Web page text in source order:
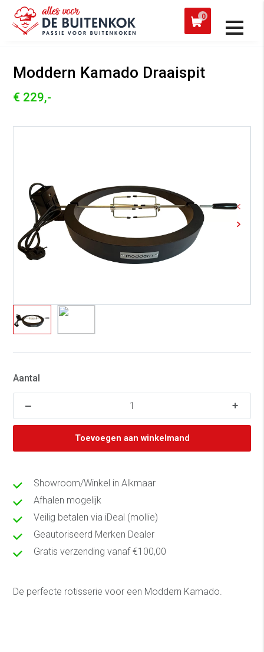
0
werkdag verzonden
Alle producten
Moddern Kamado Draaispit
€ 229,-
Aantal
Toevoegen aan winkelmand
Showroom/Winkel in Alkmaar
Afhalen mogelijk
Veilig betalen via iDeal (mollie)
Geautoriseerd Merken Dealer
Gratis verzending vanaf €100,00
De perfecte rotisserie voor een Moddern Kamado.